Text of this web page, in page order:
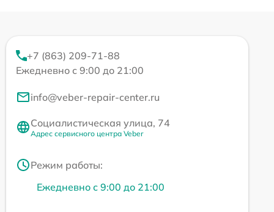
+7 (863) 209-71-88
Ежедневно с 9:00 до 21:00
info@veber-repair-center.ru
Социалистическая улица, 74
Адрес сервисного центра Veber
Режим работы:
Ежедневно с 9:00 до 21:00